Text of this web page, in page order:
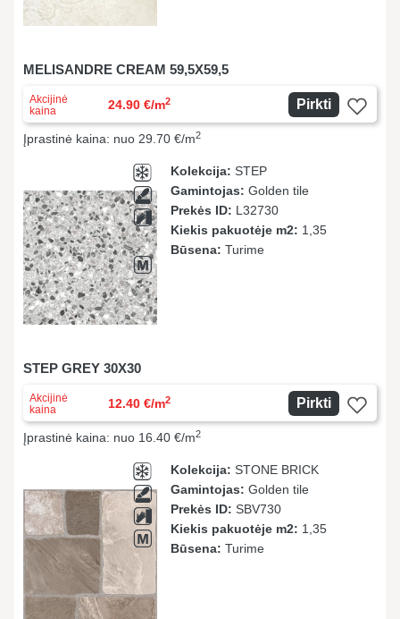
MELISANDRE CREAM 59,5X59,5
Akcijinė
kaina
24.90 €/m2 Pirkti
Įprastinė kaina: nuo 29.70 €/m2
Kolekcija: STEP
Gamintojas: Golden tile
Prekės ID: L32730
Kiekis pakuotėje m2: 1,35
Būsena: Turime
STEP GREY 30X30
Akcijinė
kaina
12.40 €/m2 Pirkti
Įprastinė kaina: nuo 16.40 €/m2
Kolekcija: STONE BRICK
Gamintojas: Golden tile
Prekės ID: SBV730
Kiekis pakuotėje m2: 1,35
Būsena: Turime